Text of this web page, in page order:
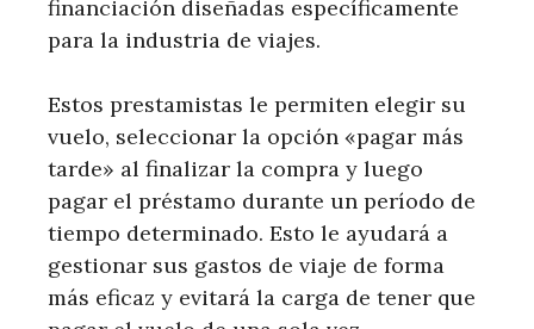
financiación diseñadas específicamente
para la industria de viajes.
Estos prestamistas le permiten elegir su
vuelo, seleccionar la opción «pagar más
tarde» al finalizar la compra y luego
pagar el préstamo durante un período de
tiempo determinado. Esto le ayudará a
gestionar sus gastos de viaje de forma
más eficaz y evitará la carga de tener que